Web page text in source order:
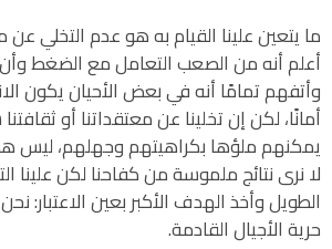
ما يتعين علينا القيام به هو عدم التخلي عن
أعلم أنه من الصعب التعامل مع الضغط
وأتفهم تمامًا أنه في بعض الأحيان يكون
أمانًا، لكن إن تخلينا عن معتقداتنا أو
يمكنهم ملؤها بكراهيتهم وجهلهم، ليس
لا نرى نتائج ملموسة من كفاحنا لكن علينا
الطويل وأخذ الهدف الأكبر بعين الاعتبار:
حرية الأجيال القادمة.